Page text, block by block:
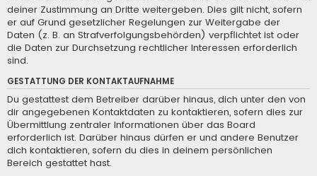
deiner Zustimmung an Dritte weitergeben. Dies gilt nicht, sofern
er auf Grund gesetzlicher Regelungen zur Weitergabe der
Daten (z. B. an Strafverfolgungsbehörden) verpflichtet ist oder
die Daten zur Durchsetzung rechtlicher Interessen erforderlich
sind.
GESTATTUNG DER KONTAKTAUFNAHME
Du gestattest dem Betreiber darüber hinaus, dich unter den von
dir angegebenen Kontaktdaten zu kontaktieren, sofern dies zur
Übermittlung zentraler Informationen über das Board
erforderlich ist. Darüber hinaus dürfen er und andere Benutzer
dich kontaktieren, sofern du dies in deinem persönlichen
Bereich gestattet hast.